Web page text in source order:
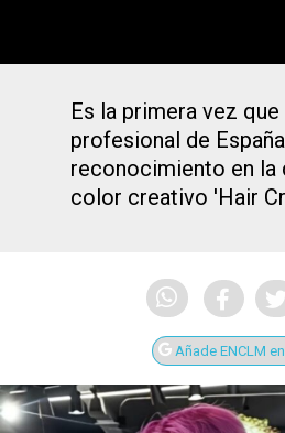
Es la primera vez que
profesional de
reconocimiento en la
color creativo 'Hair
Añade ENCLM